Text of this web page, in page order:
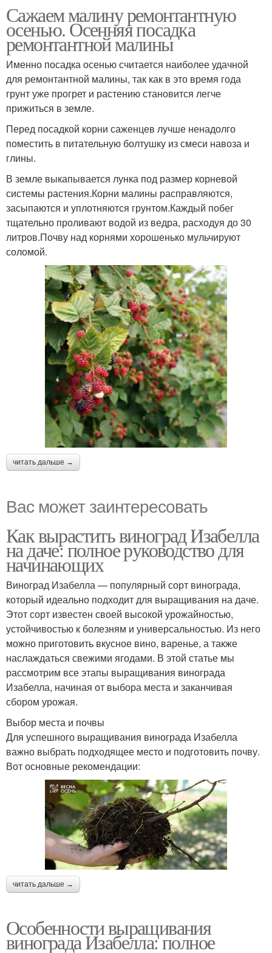
Сажаем малину ремонтантную
осенью. Осенняя посадка
ремонтантной малины
Именно посадка осенью считается наиболее удачной
для ремонтантной малины, так как в это время года
грунт уже прогрет и растению становится легче
прижиться в земле.
Перед посадкой корни саженцев лучше ненадолго
поместить в питательную болтушку из смеси навоза и
глины.
В земле выкапывается лунка под размер корневой
системы растения.Корни малины расправляются,
засыпаются и уплотняются грунтом.Каждый побег
тщательно проливают водой из ведра, расходуя до 30
литров.Почву над корнями хорошенько мульчируют
соломой.
читать дальше →
Вас может заинтересовать
Как вырастить виноград Изабелла
на даче: полное руководство для
начинающих
Виноград Изабелла — популярный сорт винограда,
который идеально подходит для выращивания на даче.
Этот сорт известен своей высокой урожайностью,
устойчивостью к болезням и универсальностью. Из него
можно приготовить вкусное вино, варенье, а также
наслаждаться свежими ягодами. В этой статье мы
рассмотрим все этапы выращивания винограда
Изабелла, начиная от выбора места и заканчивая
сбором урожая.
Выбор места и почвы
Для успешного выращивания винограда Изабелла
важно выбрать подходящее место и подготовить почву.
Вот основные рекомендации:
читать дальше →
Особенности выращивания
винограда Изабелла: полное